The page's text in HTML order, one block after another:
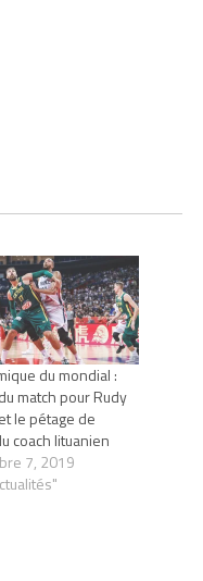
du mondial :
match pour Rudy
le pétage de
coach lituanien
7, 2019